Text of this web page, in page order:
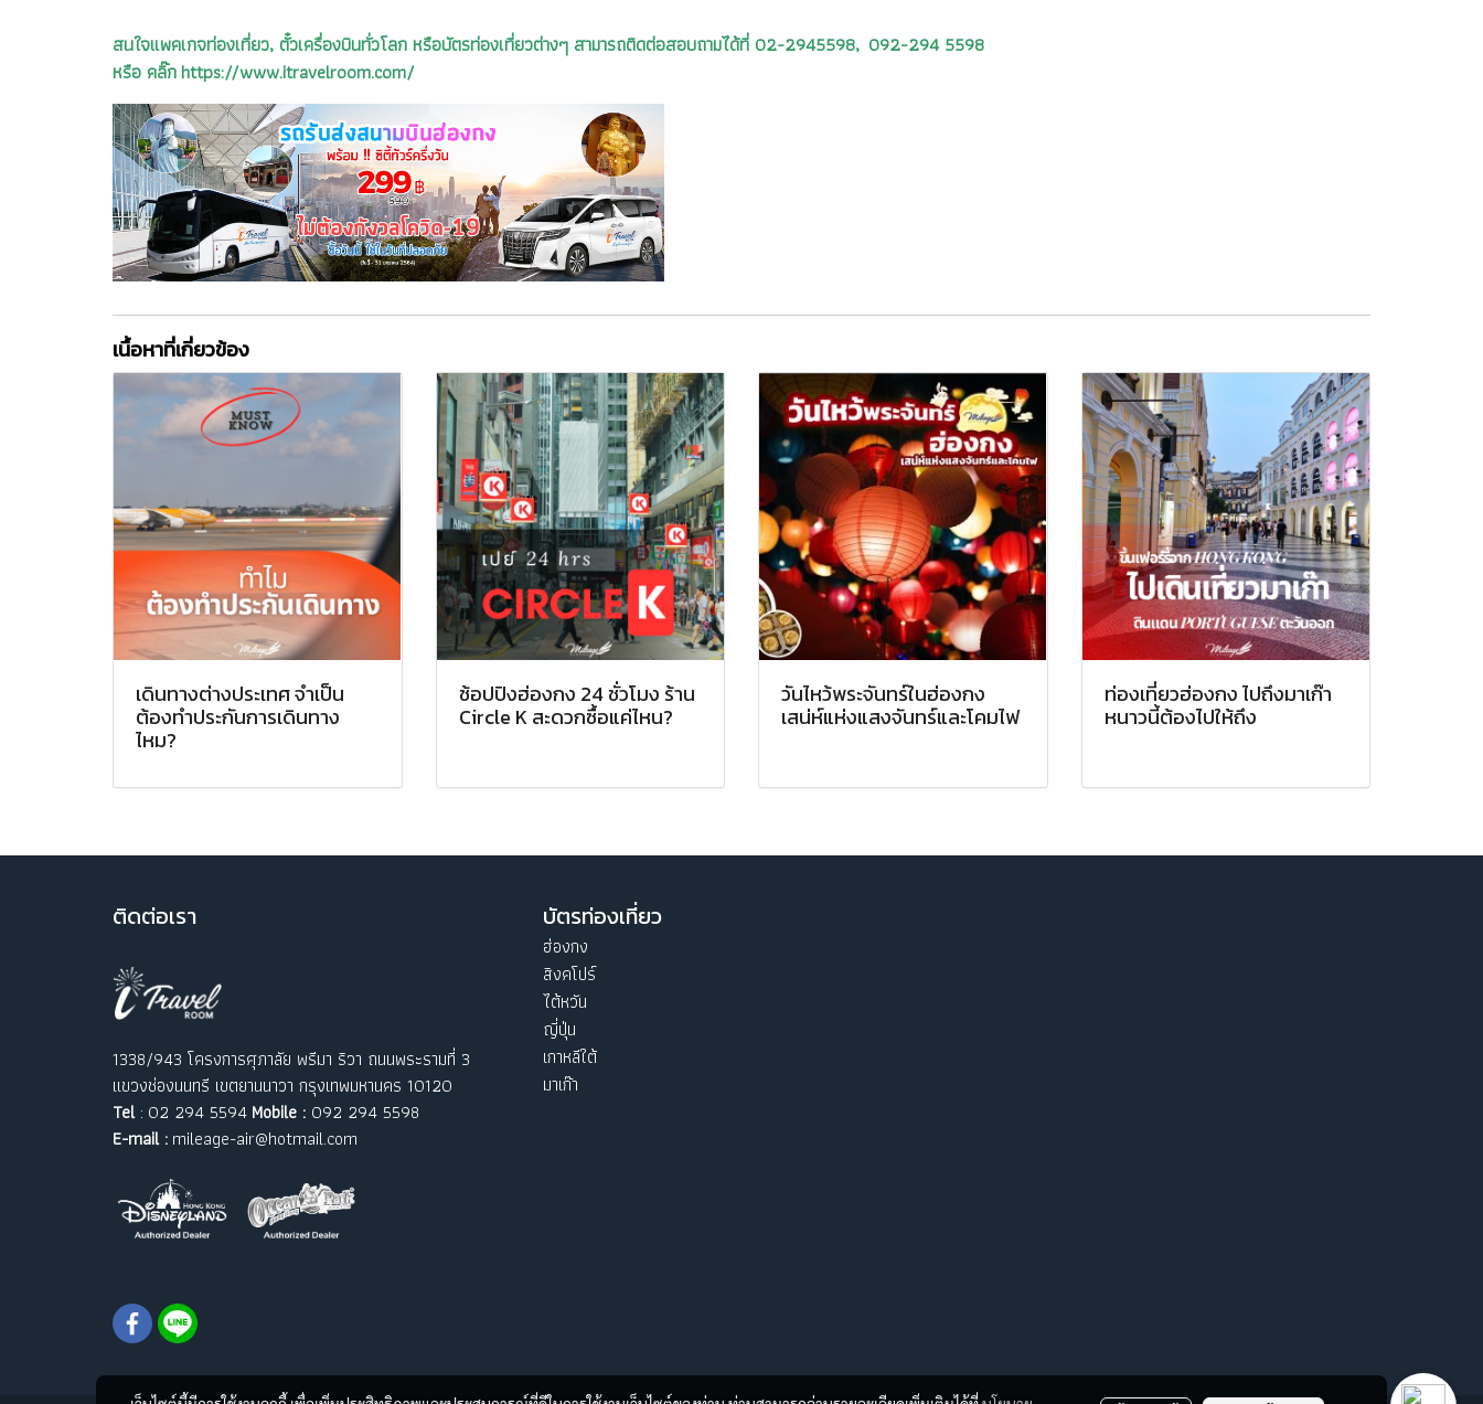
สนใจแพคเกจท่องเที่ยว, ตั๋วเครื่องบินทั่วโลก หรือบัตรท่องเที่ยวต่างๆ สามารถติดต่อสอบถามได้ที่ 02-2945598, 092-294 5598
หรือ คลิ๊ก https://www.itravelroom.com/
เนื้อหาที่เกี่ยวข้อง
เดินทางต่างประเทศ จำเป็น
ต้องทำประกันการเดินทาง
ไหม?
ช้อปปิงฮ่องกง 24 ชั่วโมง ร้าน
Circle K สะดวกซื้อแค่ไหน?
วันไหว้พระจันทร์ในฮ่องกง
เสน่ห์แห่งแสงจันทร์และโคมไฟ
ท่องเที่ยวฮ่องกง ไปถึงมาเก๊า
หนาวนี้ต้องไปให้ถึง
ติดต่อเรา
1338/943 โครงการศุภาลัย พรีมา ริวา ถนนพระรามที่ 3
แขวงช่องนนทรี เขตยานนาวา กรุงเทพมหานคร 10120
Tel: 02 294 5594 Mobile : 092 294 5598
E-mail : mileage-air@hotmail.com
บัตรท่องเที่ยว
ฮ่องกง
สิงคโปร์
ไต้หวัน
ญี่ปุ่น
เกาหลีใต้
มาเก๊า